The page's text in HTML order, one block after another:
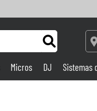
Micros DJ Sistemas